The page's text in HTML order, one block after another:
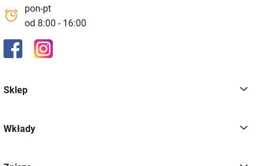
pon-pt
od 8:00 - 16:00
Sklep
Wkłady